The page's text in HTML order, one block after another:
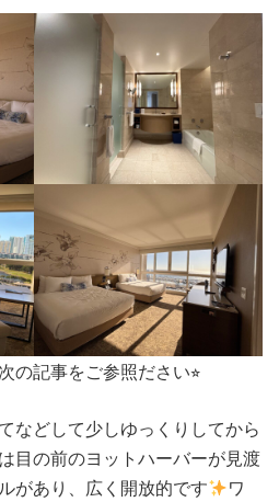
の記事をご参照ださい⭐︎
などして少しゆっくりしてから
目の前のヨットハーバーが見渡
があり、広く開放的です
ワ